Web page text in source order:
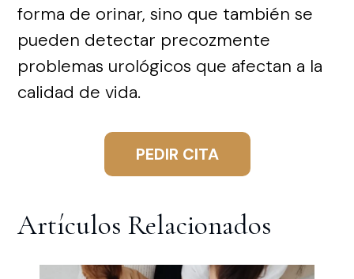
forma de orinar, sino que también se
pueden detectar precozmente
problemas urológicos que afectan a la
calidad de vida.
PEDIR CITA
Artículos Relacionados